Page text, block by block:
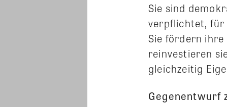
Sie sind
verpflichtet, für
Sie fördern
reinvestieren
gleichzeitig
Gegenentwurf